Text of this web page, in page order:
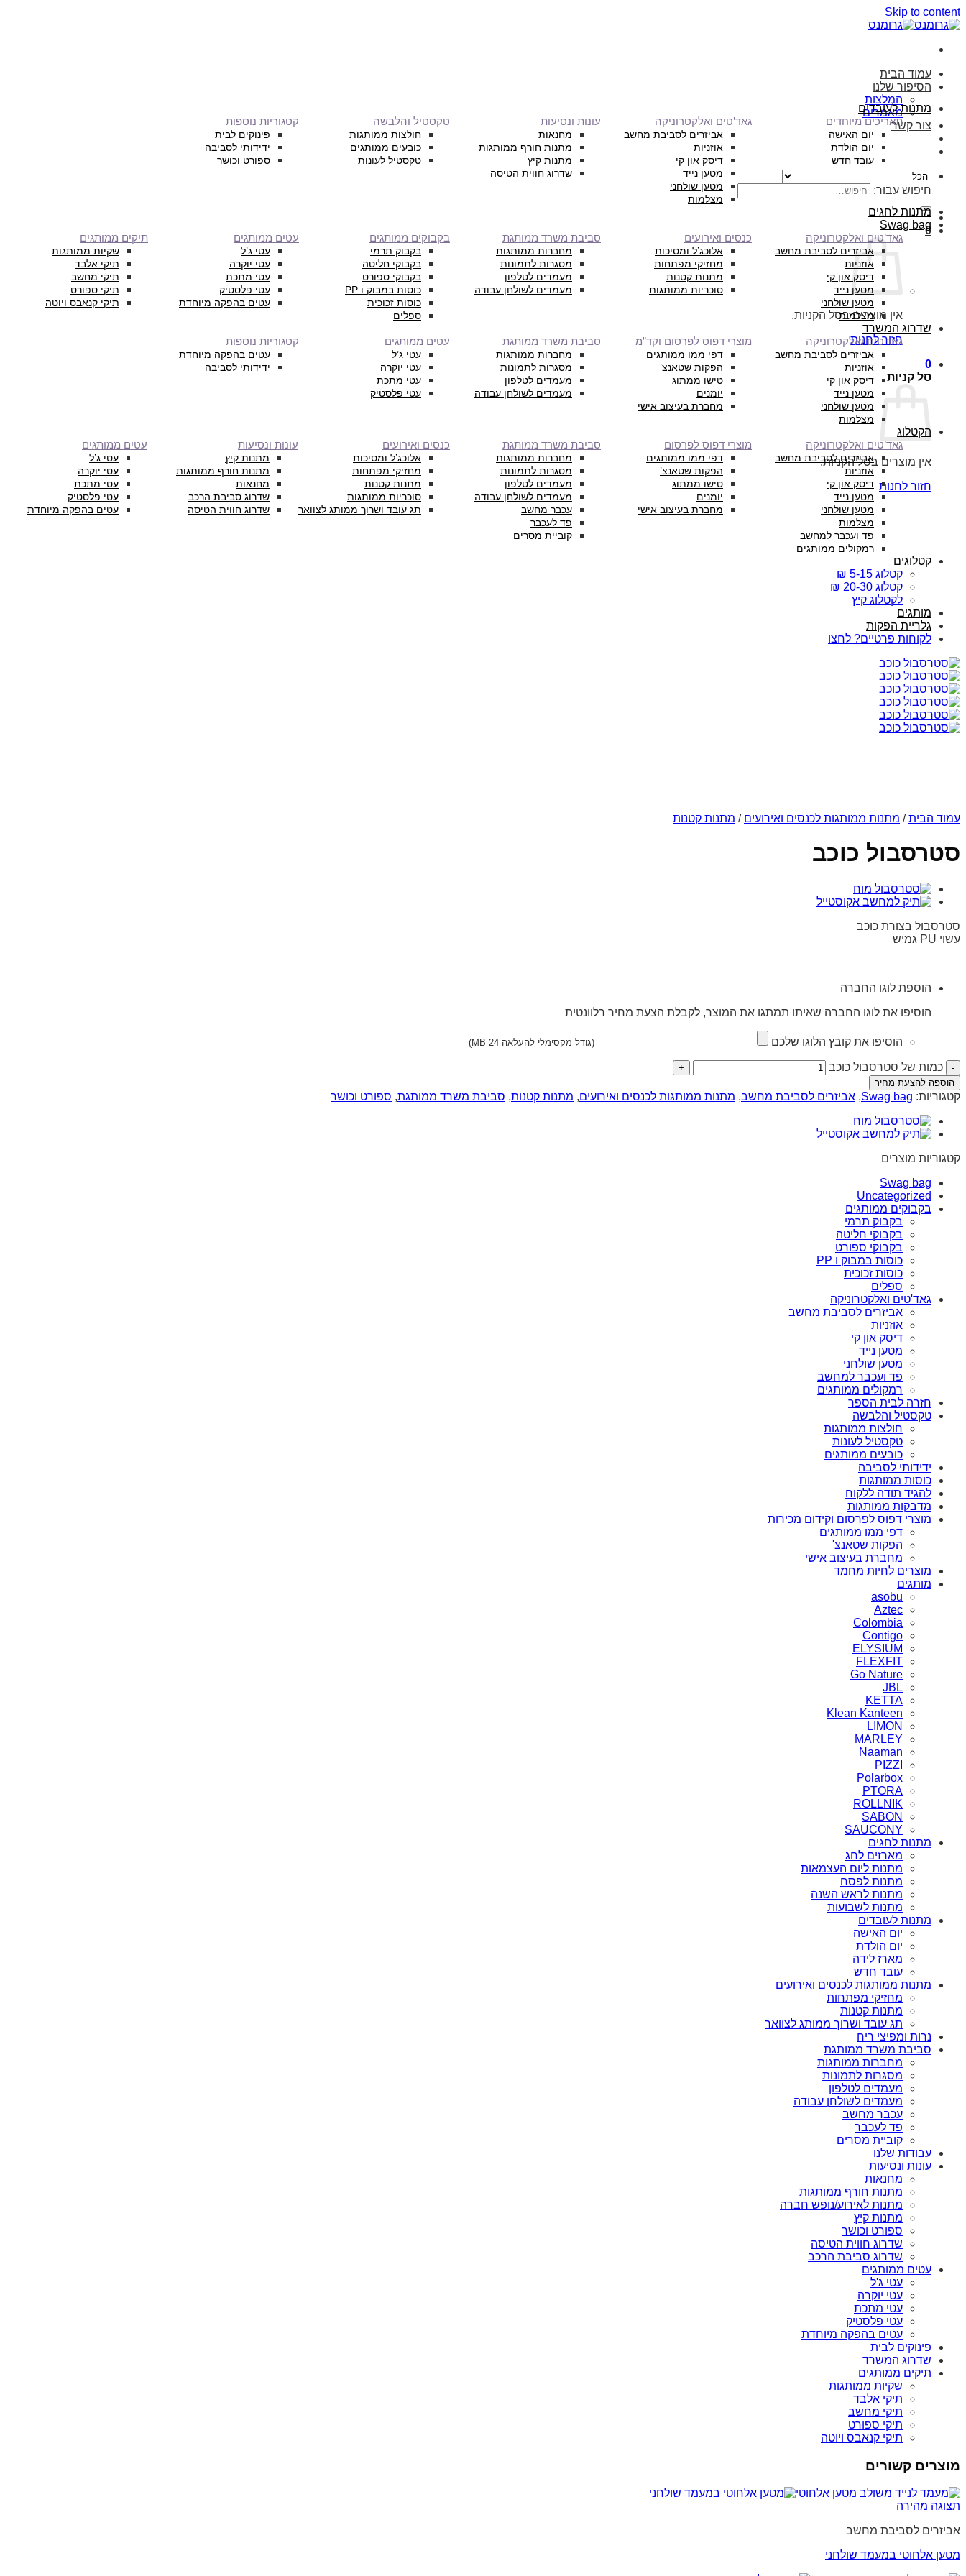
Skip to content
עמוד הבית
הסיפור שלנו
המלצות
מאמרים
צור קשר
חיפוש עבור:
0
אין מוצרים בסל הקניות.
חזור לחנות
0
סל קניות
אין מוצרים בסל הקניות.
חזור לחנות
מתנות לעובדים
תאריכים מיוחדים
יום האישה
יום הולדת
עובד חדש
גאד’טים ואלקטרוניקה
אביזרים לסביבת מחשב
אוזניות
דיסק און קי
מטען נייד
מטען שולחני
מצלמות
עונות ונסיעות
מחנאות
מתנות חורף ממותגות
מתנות קיץ
שדרוג חווית הטיסה
טקסטיל והלבשה
חולצות ממותגות
כובעים ממותגים
טקסטיל לעונות
קטגוריות נוספות
פינוקים לבית
ידידותי לסביבה
ספורט וכושר
מתנות לחגים
Swag bag
גאד’טים ואלקטרוניקה
אביזרים לסביבת מחשב
אוזניות
דיסק און קי
מטען נייד
מטען שולחני
מצלמות
כנסים ואירועים
אלוכג’ל ומסיכות
מחזיקי מפתחות
מתנות קטנות
סוכריות ממותגות
סביבת משרד ממותגת
מחברות ממותגות
מסגרות לתמונות
מעמדים לטלפון
מעמדים לשולחן עבודה
בקבוקים ממותגים
בקבוק תרמי
בקבוקי חליטה
בקבוקי ספורט
כוסות במבוק ו PP
כוסות זכוכית
ספלים
עטים ממותגים
עטי ג’ל
עטי יוקרה
עטי מתכת
עטי פלסטיק
עטים בהפקה מיוחדת
תיקים ממותגים
שקיות ממותגות
תיקי אלבד
תיקי מחשב
תיקי ספורט
תיקי קנאבס ויוטה
שדרוג המשרד
גאד’טים ואלקטרוניקה
אביזרים לסביבת מחשב
אוזניות
דיסק און קי
מטען נייד
מטען שולחני
מצלמות
מוצרי דפוס לפרסום וקד”מ
דפי ממו ממותגים
הפקות שטאנצ’
טישו ממתוג
יומנים
מחברת בעיצוב אישי
סביבת משרד ממותגת
מחברות ממותגות
מסגרות לתמונות
מעמדים לטלפון
מעמדים לשולחן עבודה
עטים ממותגים
עטי ג’ל
עטי יוקרה
עטי מתכת
עטי פלסטיק
קטגוריות נוספות
עטים בהפקה מיוחדת
ידידותי לסביבה
הקטלוג
גאד’טים ואלקטרוניקה
אביזרים לסביבת מחשב
אוזניות
דיסק און קי
מטען נייד
מטען שולחני
מצלמות
פד ועכבר למחשב
רמקולים ממותגים
מוצרי דפוס לפרסום
דפי ממו ממותגים
הפקות שטאנצ’
טישו ממתוג
יומנים
מחברת בעיצוב אישי
סביבת משרד ממותגת
מחברות ממותגות
מסגרות לתמונות
מעמדים לטלפון
מעמדים לשולחן עבודה
עכבר מחשב
פד לעכבר
קוביית מסרים
כנסים ואירועים
אלוכג’ל ומסיכות
מחזיקי מפתחות
מתנות קטנות
סוכריות ממותגות
תג עובד ושרוך ממותג לצוואר
עונות ונסיעות
מתנות קיץ
מתנות חורף ממותגות
מחנאות
שדרוג סביבת הרכב
שדרוג חווית הטיסה
עטים ממותגים
עטי ג’ל
עטי יוקרה
עטי מתכת
עטי פלסטיק
עטים בהפקה מיוחדת
קטלוגים
קטלוג 5-15 ₪
קטלוג 20-30 ₪
לקטלוג קיץ
מותגים
גלריית הפקות
לקוחות פרטיים? לחצו
עמוד הבית / מתנות ממותגות לכנסים ואירועים / מתנות קטנות
סטרסבול כוכב
סטרסבול בצורת כוכב
עשוי PU גמיש
הוספת לוגו החברה
הוסיפו את לוגו החברה שאיתו תמתגו את המוצר, לקבלת הצעת מחיר רלוונטית
הוסיפו את קובץ הלוגו שלכם (גודל מקסימלי להעלאה 24 MB)
כמות של סטרסבול כוכב
הוספה להצעת מחיר
קטגוריות: Swag bag
, אביזרים לסביבת מחשב, מתנות ממותגות לכנסים ואירועים, מתנות קטנות, סביבת משרד ממותגת, ספורט וכושר
קטגוריות מוצרים
Swag bag
Uncategorized
בקבוקים ממותגים
בקבוק תרמי
בקבוקי חליטה
בקבוקי ספורט
כוסות במבוק ו PP
כוסות זכוכית
ספלים
גאד'טים ואלקטרוניקה
אביזרים לסביבת מחשב
אוזניות
דיסק און קי
מטען נייד
מטען שולחני
פד ועכבר למחשב
רמקולים ממותגים
חזרה לבית הספר
טקסטיל והלבשה
חולצות ממותגות
טקסטיל לעונות
כובעים ממותגים
ידידותי לסביבה
כוסות ממותגות
להגיד תודה ללקוח
מדבקות ממותגות
מוצרי דפוס לפרסום וקידום מכירות
דפי ממו ממותגים
הפקות שטאנצ'
מחברת בעיצוב אישי
מוצרים לחיות מחמד
מותגים
asobu
Aztec
Colombia
Contigo
ELYSIUM
FLEXFIT
Go Nature
JBL
KETTA
Klean Kanteen
LIMON
MARLEY
Naaman
PIZZI
Polarbox
PTORA
ROLLNIK
SABON
SAUCONY
מתנות לחגים
מארזים לחג
מתנות ליום העצמאות
מתנות לפסח
מתנות לראש השנה
מתנות לשבועות
מתנות לעובדים
יום האישה
יום הולדת
מארז לידה
עובד חדש
מתנות ממותגות לכנסים ואירועים
מחזיקי מפתחות
מתנות קטנות
תג עובד ושרוך ממותג לצוואר
נרות ומפיצי ריח
סביבת משרד ממותגת
מחברות ממותגות
מסגרות לתמונות
מעמדים לטלפון
מעמדים לשולחן עבודה
עכבר מחשב
פד לעכבר
קוביית מסרים
עבודות שלנו
עונות ונסיעות
מחנאות
מתנות חורף ממותגות
מתנות לאירוע/נופש חברה
מתנות קיץ
ספורט וכושר
שדרוג חווית הטיסה
שדרוג סביבת הרכב
עטים ממותגים
עטי ג'ל
עטי יוקרה
עטי מתכת
עטי פלסטיק
עטים בהפקה מיוחדת
פינוקים לבית
שדרוג המשרד
תיקים ממותגים
שקיות ממותגות
תיקי אלבד
תיקי מחשב
תיקי ספורט
תיקי קנאבס ויוטה
מוצרים קשורים
תצוגה מהירה
אביזרים לסביבת מחשב
מטען אלחוטי במעמד שולחני